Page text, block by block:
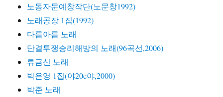
노동자문예창작단(노문창1992)
노래공장 1집(1992)
다름아름 노래
단결투쟁승리해방의 노래(96곡선,2006)
류금신 노래
박은영 1집(야20c야,2000)
박준 노래